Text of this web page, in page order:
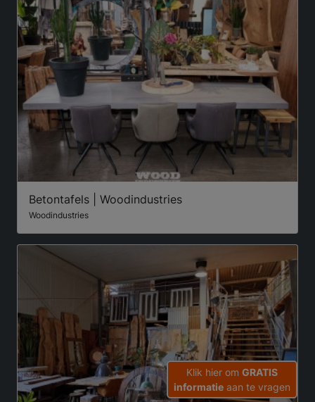
Betontafels | Woodindustries
Woodindustries
Klik hier om GRATIS
informatie aan te vragen